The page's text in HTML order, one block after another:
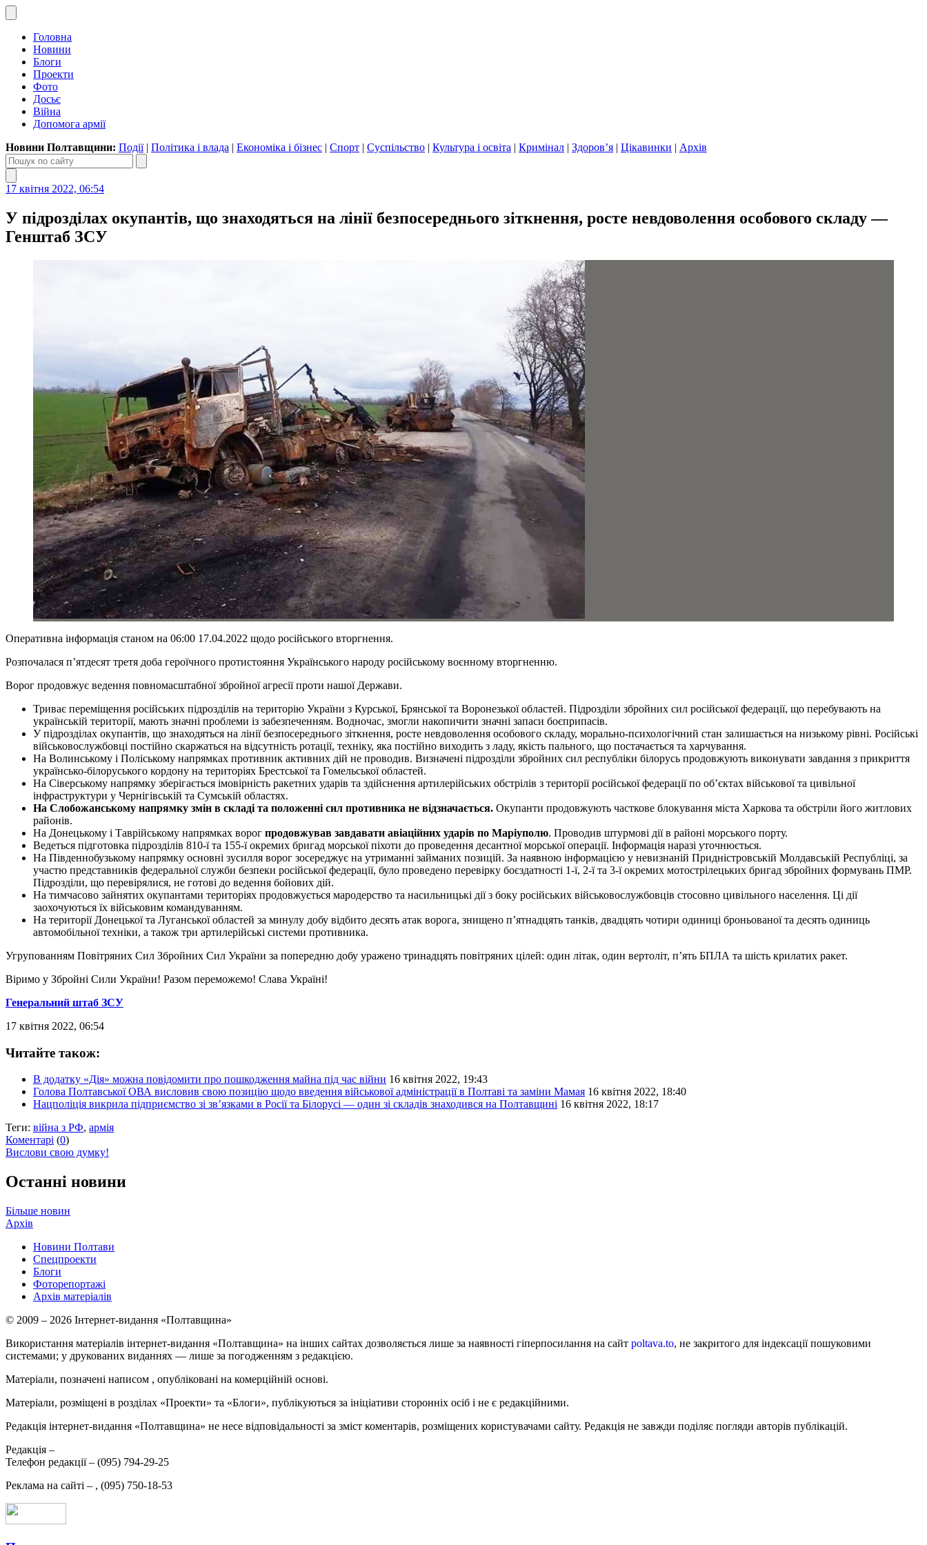
Головна
Новини
Блоги
Проекти
Фото
Досьє
Війна
Допомога армії
Новини Полтавщини: Події| Політика і влада | Економіка і бізнес | Спорт | Суспільство | Культура і освіта | Кримінал | Здоров’я | Цікавинки | Архів
17 квітня 2022, 06:54
У підрозділах окупантів, що знаходяться на лінії безпосереднього зіткнення, росте невдоволення особового складу —
Генштаб ЗСУ
Оперативна інформація станом на 06:00 17.04.2022 щодо російського вторгнення.
Розпочалася п’ятдесят третя доба героїчного протистояння Українського народу російському воєнному вторгненню.
Ворог продовжує ведення повномасштабної збройної агресії проти нашої Держави.
Триває переміщення російських підрозділів на територію України з Курської, Брянської та Воронезької областей. Підрозділи збройних сил російської федерації, що перебувають на
українській території, мають значні проблеми із забезпеченням. Водночас, змогли накопичити значні запаси боєприпасів.
У підрозділах окупантів, що знаходяться на лінії безпосереднього зіткнення, росте невдоволення особового складу, морально-психологічний стан залишається на низькому рівні. Російські
військовослужбовці постійно скаржаться на відсутність ротації, техніку, яка постійно виходить з ладу, якість пального, що постачається та харчування.
На Волинському і Поліському напрямках противник активних дій не проводив. Визначені підрозділи збройних сил республіки білорусь продовжують виконувати завдання з прикриття
українсько-білоруського кордону на територіях Брестської та Гомельської областей.
На Сіверському напрямку зберігається імовірність ракетних ударів та здійснення артилерійських обстрілів з території російської федерації по об’єктах військової та цивільної
інфраструктури у Чернігівській та Сумській областях.
На Слобожанському напрямку змін в складі та положенні сил противника не відзначається. Окупанти продовжують часткове блокування міста Харкова та обстріли його житлових
районів.
На Донецькому і Таврійському напрямках ворог продовжував завдавати авіаційних ударів по Маріуполю. Проводив штурмові дії в районі морського порту.
Ведеться підготовка підрозділів 810-ї та 155-ї окремих бригад морської піхоти до проведення десантної морської операції. Інформація наразі уточнюється.
На Південнобузькому напрямку основні зусилля ворог зосереджує на утриманні займаних позицій. За наявною інформацією у невизнаній Придністровській Молдавській Республіці, за
участю представників федеральної служби безпеки російської федерації, було проведено перевірку боєздатності 1-ї, 2-ї та 3-ї окремих мотострілецьких бригад збройних формувань ПМР.
Підрозділи, що перевірялися, не готові до ведення бойових дій.
На тимчасово зайнятих окупантами територіях продовжується мародерство та насильницькі дії з боку російських військовослужбовців стосовно цивільного населення. Ці дії
заохочуються їх військовим командуванням.
На території Донецької та Луганської областей за минулу добу відбито десять атак ворога, знищено п’ятнадцять танків, двадцять чотири одиниці броньованої та десять одиниць
автомобільної техніки, а також три артилерійські системи противника.
Угрупованням Повітряних Сил Збройних Сил України за попередню добу уражено тринадцять повітряних цілей: один літак, один вертоліт, п’ять БПЛА та шість крилатих ракет.
Віримо у Збройні Сили України! Разом переможемо! Слава Україні!
Генеральний штаб ЗСУ
17 квітня 2022, 06:54
Читайте також:
В додатку «Дія» можна повідомити про пошкодження майна під час війни 16 квітня 2022, 19:43
Голова Полтавської ОВА висловив свою позицію щодо введення військової адміністрації в Полтаві та заміни Мамая 16 квітня 2022, 18:40
Нацполіція викрила підприємство зі зв’язками в Росії та Білорусі — один зі складів знаходився на Полтавщині 16 квітня 2022, 18:17
Теги: війна з РФ, армія
Коментарі (0)
Вислови свою думку!
Останні новини
Більше новин
Архів
Новини Полтави
Спецпроекти
Блоги
Фоторепортажі
Архів матеріалів
© 2009 – 2026 Інтернет-видання «Полтавщина»
Використання матеріалів інтернет-видання «Полтавщина» на інших сайтах дозволяється лише за наявності гіперпосилання на сайт poltava.to, не закритого для індексації пошуковими
системами; у друкованих виданнях — лише за погодженням з редакцією.
Матеріали, позначені написом , опубліковані на комерційній основі.
Матеріали, розміщені в розділах «Проекти» та «Блоги», публікуються за ініціативи сторонніх осіб і не є редакційними.
Редакція інтернет-видання «Полтавщина» не несе відповідальності за зміст коментарів, розміщених користувачами сайту. Редакція не завжди поділяє погляди авторів публікацій.
Редакція –
Телефон редакції – (095) 794-29-25
Реклама на сайті – , (095) 750-18-53